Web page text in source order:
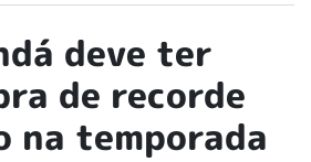
deve ter
de recorde
na temporada